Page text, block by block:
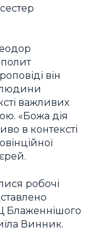
він
людини
важливих
«Божа дія
в контексті
робочі
Блаженнішого
Винник.